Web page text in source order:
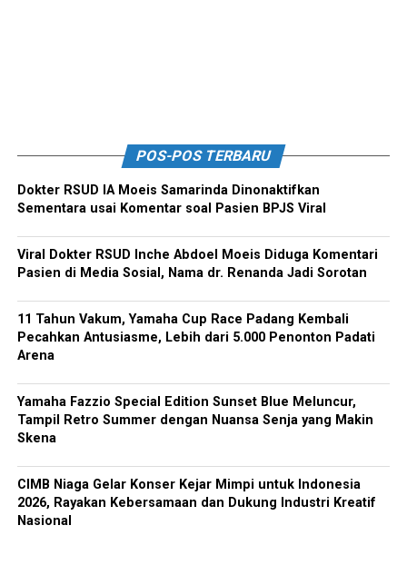
POS-POS TERBARU
Dokter RSUD IA Moeis Samarinda Dinonaktifkan
Sementara usai Komentar soal Pasien BPJS Viral
Viral Dokter RSUD Inche Abdoel Moeis Diduga Komentari
Pasien di Media Sosial, Nama dr. Renanda Jadi Sorotan
11 Tahun Vakum, Yamaha Cup Race Padang Kembali
Pecahkan Antusiasme, Lebih dari 5.000 Penonton Padati
Arena
Yamaha Fazzio Special Edition Sunset Blue Meluncur,
Tampil Retro Summer dengan Nuansa Senja yang Makin
Skena
CIMB Niaga Gelar Konser Kejar Mimpi untuk Indonesia
2026, Rayakan Kebersamaan dan Dukung Industri Kreatif
Nasional